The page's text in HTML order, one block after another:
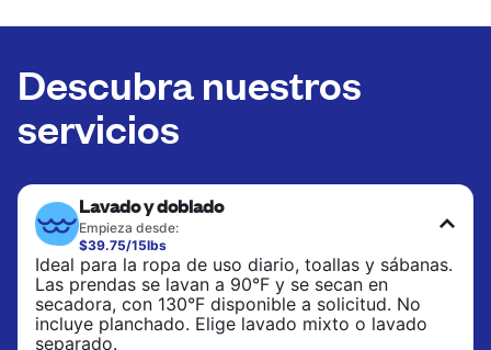
Descubra nuestros
servicios
Lavado y doblado
Empieza desde:
$39.75/15lbs
Ideal para la ropa de uso diario, toallas y sábanas.
Las prendas se lavan a 90°F y se secan en
secadora, con 130°F disponible a solicitud. No
incluye planchado. Elige lavado mixto o lavado
separado.